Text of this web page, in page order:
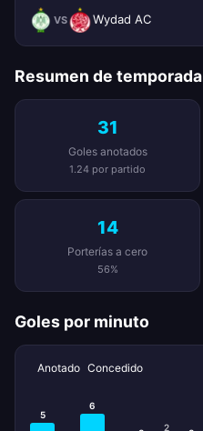
VS Wydad AC
Resumen de temporada
31
Goles anotados
1.24 por partido
14
Porterías a cero
56%
Goles por minuto
Anotado Concedido
5
6
2